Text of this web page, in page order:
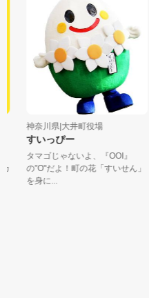
神奈川県|大井町役場
すいっぴー
タマゴじゃないよ、『OOI』
の”O"だよ！町の花「すいせん」
を身に...